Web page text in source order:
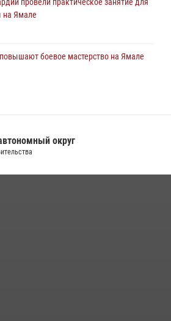
на Ямале
боевое мастерство на Ямале
войска правопорядка на охране
Германии (видео)
округ